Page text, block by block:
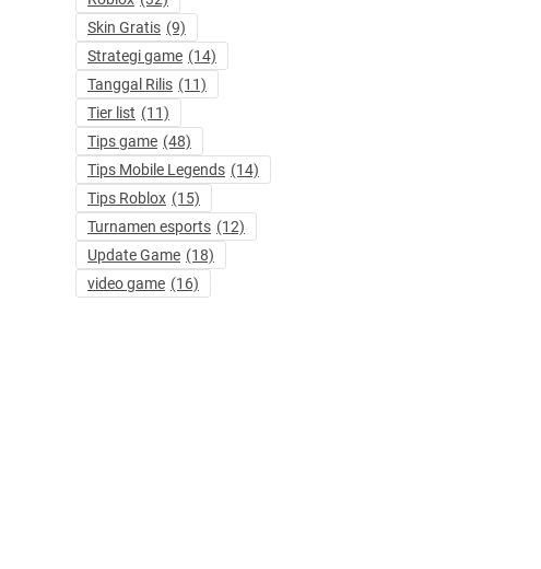
Skin Gratis (9)
Strategi game (14)
Tanggal Rilis (11)
Tier list (11)
Tips game (48)
Tips Mobile Legends (14)
Tips Roblox (15)
Turnamen esports (12)
Update Game (18)
video game (16)